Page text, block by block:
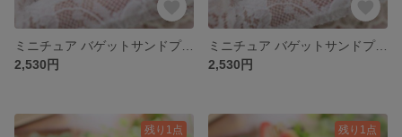
ミニチュア バゲットサンドプレート（ハム卵）【ドール小物】
2,530円
ミニチュア バゲットサンドプレート（ベーコンエッグ）【ドール小物】
2,530円
残り1点 残り1点